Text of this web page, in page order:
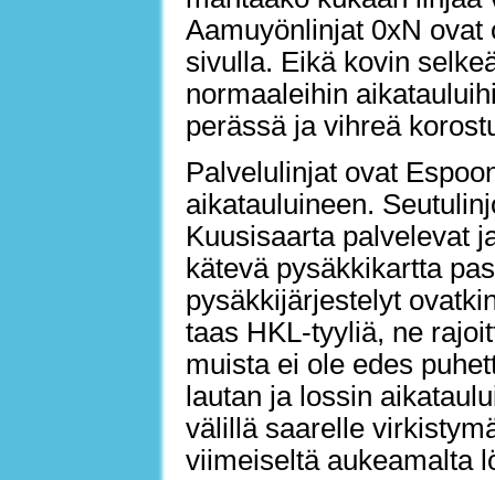
Aamuyönlinjat 0xN ovat
sivulla. Eikä kovin
normaaleihin
perässä ja vihreä
Palvelulinjat ovat
aikatauluineen.
Kuusisaarta palvelevat
kätevä pysäkkikartta
pysäkkijärjestelyt
taas HKL-tyyliä, ne
muista ei ole edes
lautan ja lossin
välillä saarelle
viimeiseltä aukeamalta